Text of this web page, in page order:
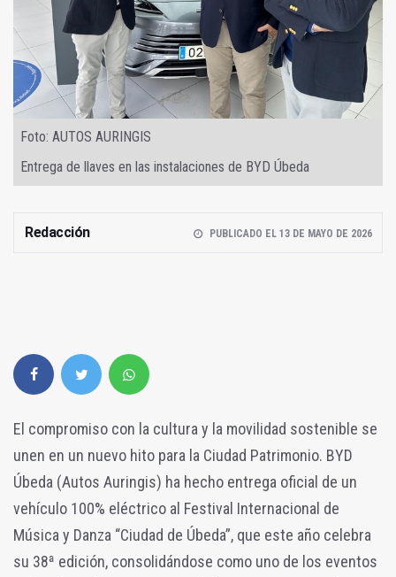
Foto: AUTOS AURINGIS
Entrega de llaves en las instalaciones de BYD Úbeda
Redacción PUBLICADO EL 13 DE MAYO DE 2026
El compromiso con la cultura y la movilidad sostenible se
unen en un nuevo hito para la Ciudad Patrimonio. BYD
Úbeda (Autos Auringis) ha hecho entrega oficial de un
vehículo 100% eléctrico al Festival Internacional de
Música y Danza “Ciudad de Úbeda”, que este año celebra
su 38ª edición, consolidándose como uno de los eventos